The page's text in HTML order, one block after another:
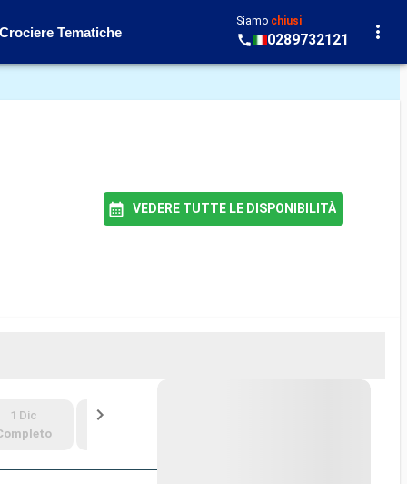
Crociere Tematiche
Siamo chiusi
0289732121
VEDERE TUTTE LE DISPONIBILITÀ
1 Dic